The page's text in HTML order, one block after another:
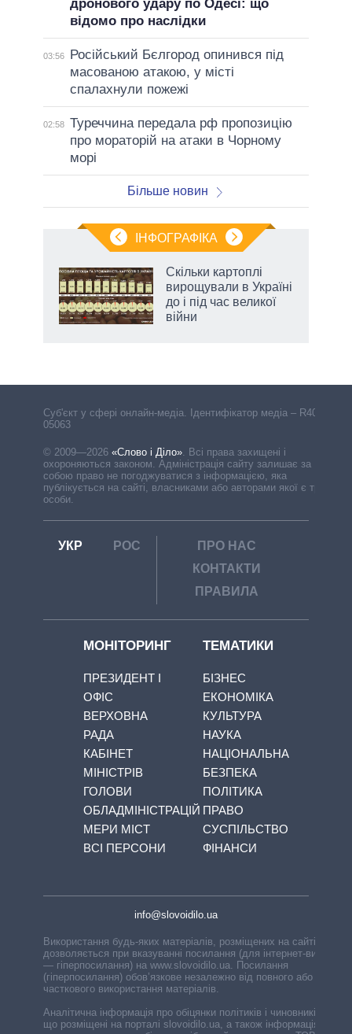
дронового удару по Одесі: що
відомо про наслідки
03:56
Російський Бєлгород опинився під
масованою атакою, у місті
спалахнули пожежі
02:58 Туреччина передала рф пропозицію
про мораторій на атаки в Чорному
морі
Більше новин
ІНФОГРАФІКА
Скільки картоплі
вирощували в Україні
до і під час великої
війни
Cуб'єкт у сфері онлайн-медіа. Ідентифікатор медіа – R40-
05063
© 2009—2026 «Слово і Діло» Всі права захищені і
охороняються законом. Адміністрація сайту залишає за
собою право не погоджуватися з інформацією, яка
публікується на сайті, власниками або авторами якої є треті
особи.
УКР РОС
ПРО НАС
КОНТАКТИ
ПРАВИЛА
МОНІТОРИНГ
ПРЕЗИДЕНТ І
ОФІС
ВЕРХОВНА
РАДА
КАБІНЕТ
МІНІСТРІВ
ГОЛОВИ
ОБЛАДМІНІСТРАЦІЙ
МЕРИ МІСТ
ВСІ ПЕРСОНИ
ТЕМАТИКИ
БІЗНЕС
ЕКОНОМІКА
КУЛЬТУРА
НАУКА
НАЦІОНАЛЬНА
БЕЗПЕКА
ПОЛІТИКА
ПРАВО
СУСПІЛЬСТВО
ФІНАНСИ
info@slovoidilo.ua
Використання будь-яких матеріалів, розміщених на сайті,
дозволяється при вказуванні посилання (для інтернет-видань
— гіперпосилання) на www.slovoidilo.ua. Посилання
(гіперпосилання) обов’язкове незалежно від повного або
часткового використання матеріалів.
Аналітична інформація про обіцянки політиків і чиновників,
що розміщені на порталі slovoidilo.ua, а також інформація про